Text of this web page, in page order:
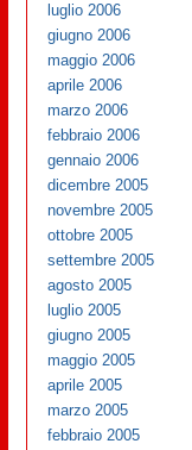
luglio 2006
giugno 2006
maggio 2006
aprile 2006
marzo 2006
febbraio 2006
gennaio 2006
dicembre 2005
novembre 2005
ottobre 2005
settembre 2005
agosto 2005
luglio 2005
giugno 2005
maggio 2005
aprile 2005
marzo 2005
febbraio 2005